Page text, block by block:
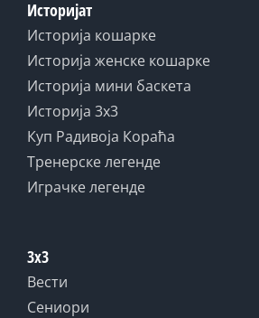
Историјат
Историја кошарке
Историја женске кошарке
Историја мини баскета
Историја 3x3
Куп Радивоја Кораћа
Тренерске легенде
Играчке легенде
3x3
Вести
Сениори